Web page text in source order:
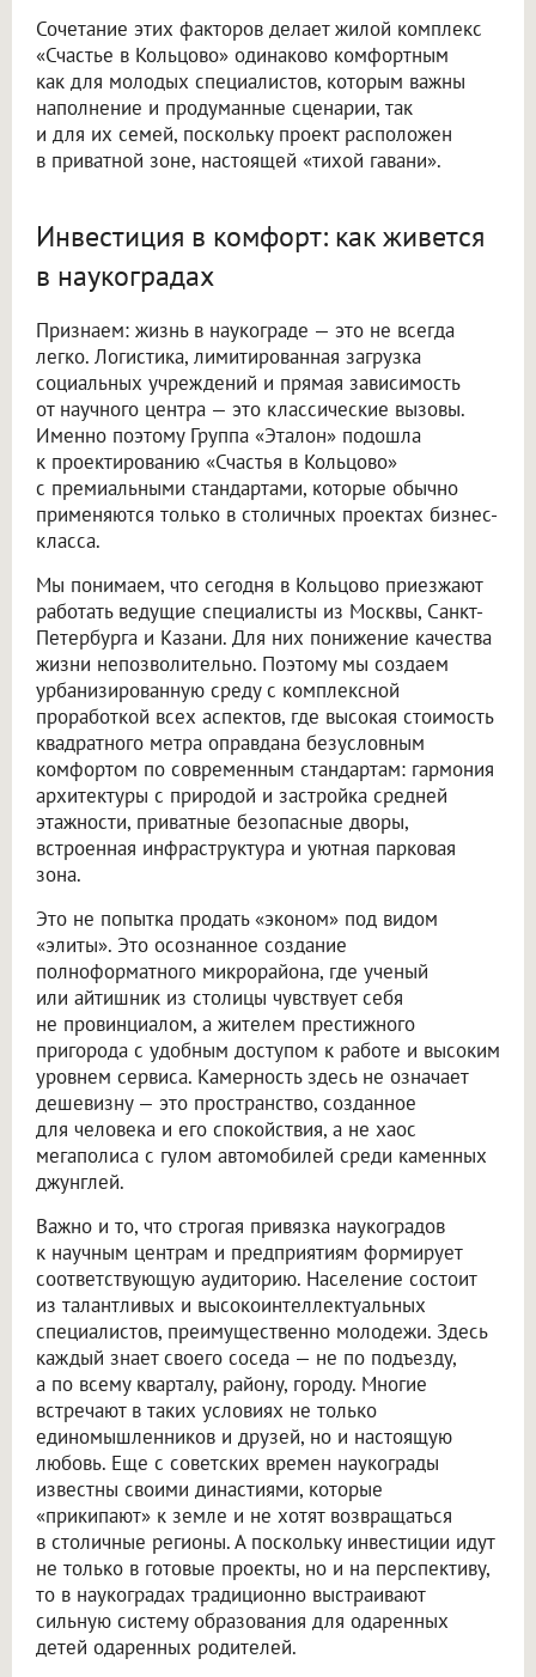
Сочетание этих факторов делает жилой комплекс
«Счастье в Кольцово» одинаково комфортным
как для молодых специалистов, которым важны
наполнение и продуманные сценарии, так
и для их семей, поскольку проект расположен
в приватной зоне, настоящей «тихой гавани».
Инвестиция в комфорт: как живется
в наукоградах
Признаем: жизнь в наукограде — это не всегда
легко. Логистика, лимитированная загрузка
социальных учреждений и прямая зависимость
от научного центра — это классические вызовы.
Именно поэтому Группа «Эталон» подошла
к проектированию «Счастья в Кольцово»
с премиальными стандартами, которые обычно
применяются только в столичных проектах бизнес-
класса.
Мы понимаем, что сегодня в Кольцово приезжают
работать ведущие специалисты из Москвы, Санкт-
Петербурга и Казани. Для них понижение качества
жизни непозволительно. Поэтому мы создаем
урбанизированную среду с комплексной
проработкой всех аспектов, где высокая стоимость
квадратного метра оправдана безусловным
комфортом по современным стандартам: гармония
архитектуры с природой и застройка средней
этажности, приватные безопасные дворы,
встроенная инфраструктура и уютная парковая
зона.
Это не попытка продать «эконом» под видом
«элиты». Это осознанное создание
полноформатного микрорайона, где ученый
или айтишник из столицы чувствует себя
не провинциалом, а жителем престижного
пригорода с удобным доступом к работе и высоким
уровнем сервиса. Камерность здесь не означает
дешевизну — это пространство, созданное
для человека и его спокойствия, а не хаос
мегаполиса с гулом автомобилей среди каменных
джунглей.
Важно и то, что строгая привязка наукоградов
к научным центрам и предприятиям формирует
соответствующую аудиторию. Население состоит
из талантливых и высокоинтеллектуальных
специалистов, преимущественно молодежи. Здесь
каждый знает своего соседа — не по подъезду,
а по всему кварталу, району, городу. Многие
встречают в таких условиях не только
единомышленников и друзей, но и настоящую
любовь. Еще с советских времен наукограды
известны своими династиями, которые
«прикипают» к земле и не хотят возвращаться
в столичные регионы. А поскольку инвестиции идут
не только в готовые проекты, но и на перспективу,
то в наукоградах традиционно выстраивают
сильную систему образования для одаренных
детей одаренных родителей.